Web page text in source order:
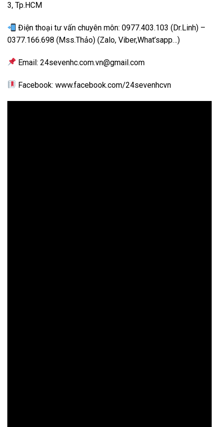
3, Tp.HCM
Điện thoại tư vấn chuyên môn: 0977.403.103 (Dr.Linh) –
0377.166.698 (Mss.Thảo) (Zalo, Viber,What’sapp…)
Email: 24sevenhc.com.vn@gmail.com
Facebook: www.facebook.com/24sevenhcvn